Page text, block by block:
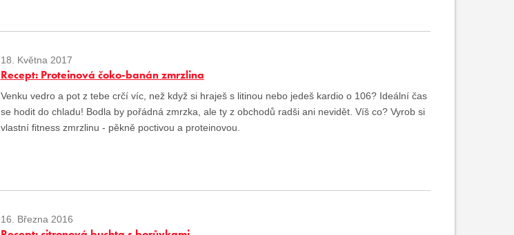
18. Května 2017
Recept: Proteinová čoko-banán zmrzlina
Venku vedro a pot z tebe crčí víc, než když si hraješ s litinou nebo jedeš kardio o 106? Ideální čas
se hodit do chladu! Bodla by pořádná zmrzka, ale ty z obchodů radši ani nevidět. Víš co? Vyrob si
vlastní fitness zmrzlinu - pěkně poctivou a proteinovou.
16. Března 2016